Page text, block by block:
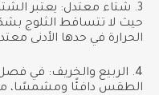
3. شتاء معتدل: يعتبر
حيث لا تتساقط الثلوج
الحرارة في حدها الأدنى
4. الربيع والخريف: في
الطقس دافئًا ومشمسًا،